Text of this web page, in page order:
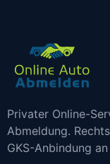
Privater Online-
Abmeldung.
GKS-Anbindung